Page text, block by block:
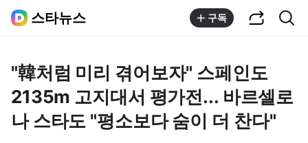
스타뉴스 구독
"韓처럼 미리 겪어보자" 스페인도
2135m 고지대서 평가전... 바르셀로
나 스타도 "평소보다 숨이 더 찬다"